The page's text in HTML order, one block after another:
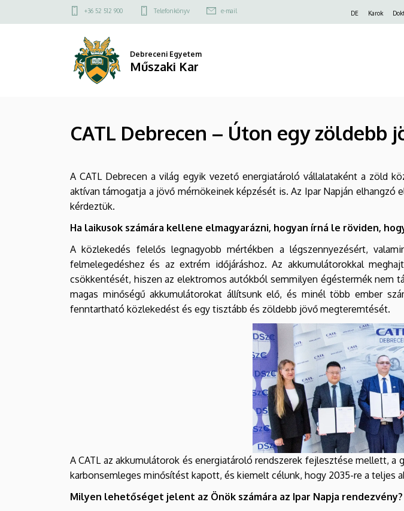
Debrecen
zöldebb
Műszaki
a
Felső
menü
+36 52 512 900 Telefonkönyv e-mail DE Karok
Debreceni Egyetem
Műszaki Kar
CATL Debrecen – Úton egy zöldebb
A CATL Debrecen a világ egyik vezető energiatároló vállalataként a zöld
aktívan támogatja a jövő mérnökeinek képzését is. Az Ipar Napján
kérdeztük.
Ha laikusok számára kellene elmagyarázni, hogyan írná le röviden,
A közlekedés felelős legnagyobb mértékben a légszennyezésért,
felmelegedéshez és az extrém időjáráshoz. Az akkumulátorokkal
csökkentését, hiszen az elektromos autókból semmilyen égéstermék nem
magas minőségű akkumulátorokat állítsunk elő, és minél több ember
fenntartható közlekedést és egy tisztább és zöldebb jövő megteremtését.
A CATL az akkumulátorok és energiatároló rendszerek fejlesztése mellett,
karbonsemleges minősítést kapott, és kiemelt célunk, hogy 2035-re a teljes
Milyen lehetőséget jelent az Önök számára az Ipar Napja